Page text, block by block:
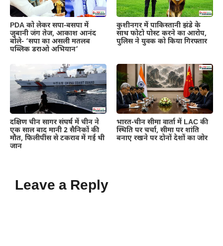
PDA को लेकर सपा-बसपा में
जुबानी जंग तेज, आकाश आनंद
बोले- ‘सपा का असली मतलब
पब्लिक डराओ अभियान’
कुशीनगर में पाकिस्तानी झंडे के
साथ फोटो पोस्ट करने का आरोप,
पुलिस ने युवक को किया गिरफ्तार
दक्षिण चीन सागर संघर्ष में चीन ने
एक साल बाद मानी 2 सैनिकों की
मौत, फिलीपींस से टकराव में गई थी
जान
भारत-चीन सीमा वार्ता में LAC की
स्थिति पर चर्चा, सीमा पर शांति
बनाए रखने पर दोनों देशों का जोर
Leave a Reply